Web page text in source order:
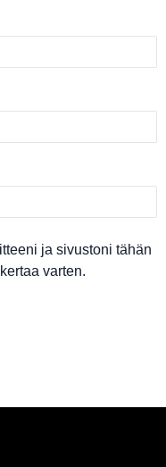
ja sivustoni tähän
varten.